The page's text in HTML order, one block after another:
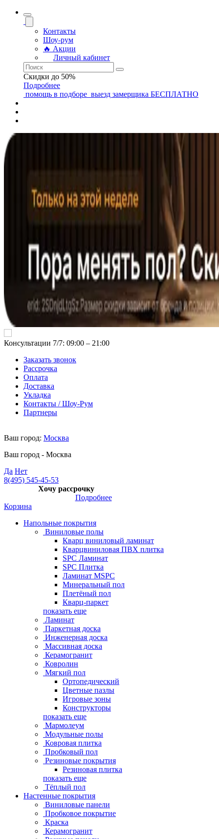
Контакты
Шоу-рум
🔥 Акции
Личный кабинет
Скидки до 50%
Подробнее
помощь в подборе выезд замерщика БЕСПЛАТНО
Консультации 7/7: 09:00 ‒ 21:00
Заказать звонок
Рассрочка
Оплата
Доставка
Укладка
Контакты / Шоу-Рум
Партнеры
Ваш город: Москва
Ваш город - Москва
Да Нет
8(495) 545-45-53
Хочу рассрочку
Подробнее
Корзина
Напольные покрытия
Виниловые полы
Кварц виниловый ламинат
Кварцвиниловая ПВХ плитка
SPC Ламинат
SPC Плитка
Ламинат MSPC
Минеральный пол
Плетёный пол
Кварц-паркет
показать еще
Ламинат
Паркетная доска
Инженерная доска
Массивная доска
Керамогранит
Ковролин
Мягкий пол
Ортопедический
Цветные пазлы
Игровые зоны
Конструкторы
показать еще
Мармолеум
Модульные полы
Ковровая плитка
Пробковый пол
Резиновые покрытия
Резиновая плитка
показать еще
Тёплый пол
Настенные покрытия
Виниловые панели
Пробковое покрытие
Краска
Керамогранит